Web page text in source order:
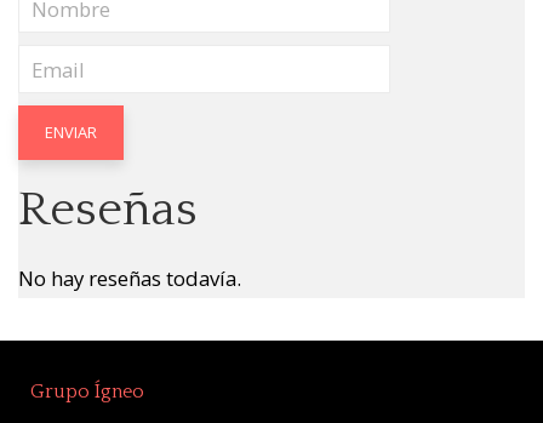
Reseñas
No hay reseñas todavía.
Grupo Ígneo